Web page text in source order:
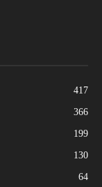
417
366
199
130
64